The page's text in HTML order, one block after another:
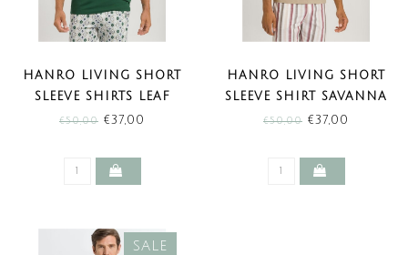
HANRO LIVING SHORT
SLEEVE SHIRTS LEAF
GREEN (SALE)
€50,00 €37,00
HANRO LIVING SHORT
SLEEVE SHIRT SAVANNA
(SALE)
€50,00 €37,00
SALE